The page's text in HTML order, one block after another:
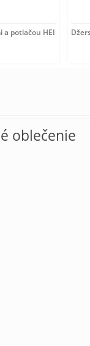
a potlačou HEINE,
oblečenie